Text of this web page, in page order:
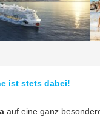
ist stets dabei!
auf eine ganz